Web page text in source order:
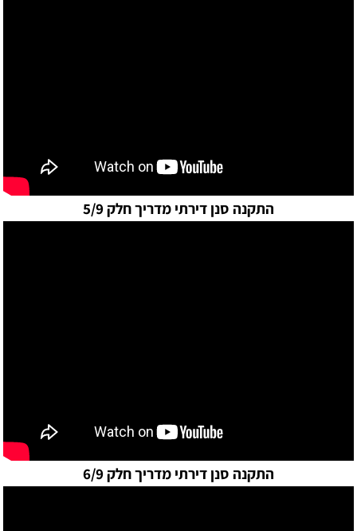
התקנה סנן דירתי מדריך חלק 5/9
התקנה סנן דירתי מדריך חלק 6/9